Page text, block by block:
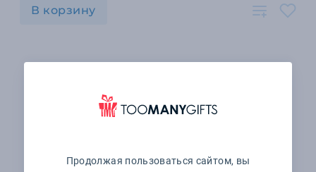
В корзину
Продолжая пользоваться сайтом, вы